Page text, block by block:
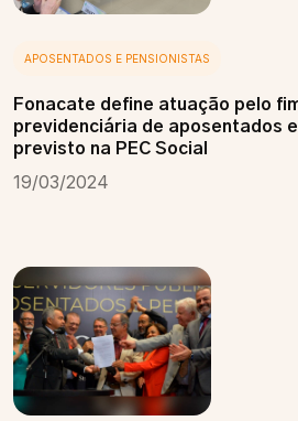
APOSENTADOS E PENSIONISTAS
Fonacate define atuação pelo
previdenciária de aposentados
previsto na PEC Social
19/03/2024